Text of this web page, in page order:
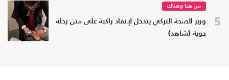
5
من هنا وهناك
وزير الصحة التركي يتدخل لإنقاذ راكبة على متن رحلة
جوية (شاهد)